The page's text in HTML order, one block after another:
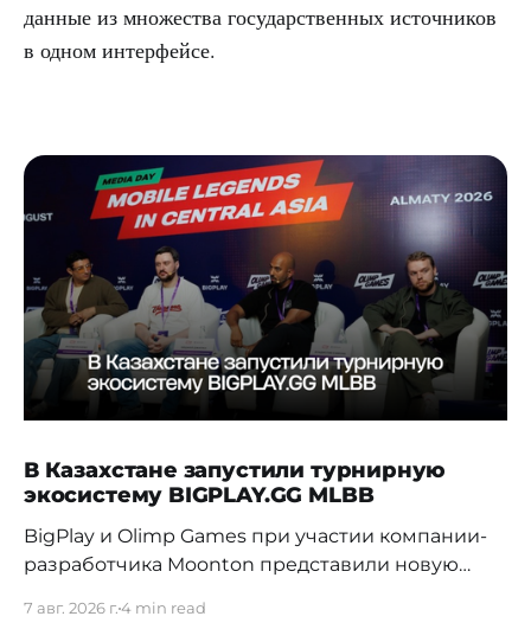
данные из множества государственных источников
в одном интерфейсе.
В Казахстане запустили турнирную
экосистему BIGPLAY.GG MLBB
BigPlay и Olimp Games при участии компании-
разработчика Moonton представили новую
7 авг. 2026 г.4 min read